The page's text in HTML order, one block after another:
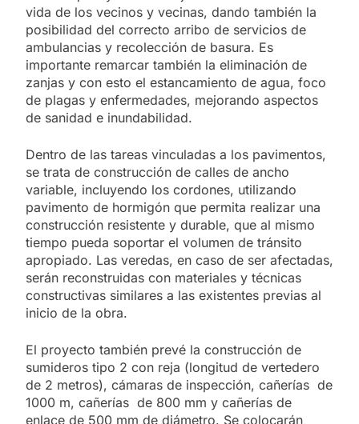
vida de los vecinos y vecinas, dando también la
posibilidad del correcto arribo de servicios de
ambulancias y recolección de basura. Es
importante remarcar también la eliminación de
zanjas y con esto el estancamiento de agua, foco
de plagas y enfermedades, mejorando aspectos
de sanidad e inundabilidad.
Dentro de las tareas vinculadas a los pavimentos,
se trata de construcción de calles de ancho
variable, incluyendo los cordones, utilizando
pavimento de hormigón que permita realizar una
construcción resistente y durable, que al mismo
tiempo pueda soportar el volumen de tránsito
apropiado. Las veredas, en caso de ser afectadas,
serán reconstruidas con materiales y técnicas
constructivas similares a las existentes previas al
inicio de la obra.
El proyecto también prevé la construcción de
sumideros tipo 2 con reja (longitud de vertedero
de 2 metros), cámaras de inspección, cañerías de
1000 m, cañerías de 800 mm y cañerías de
enlace de 500 mm de diámetro. Se colocarán